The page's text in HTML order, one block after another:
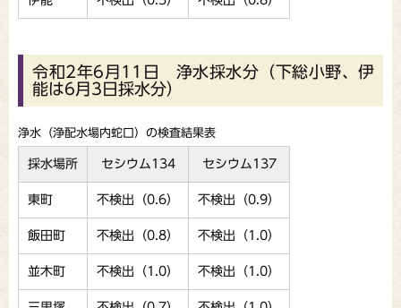
令和2年6月11日 浄水採水分（下総小野、伊
能は6月3日採水分）
浄水（浄配水場内蛇口）の検査結果表
採水場所 セシウム134 セシウム137
東町 不検出（0.6） 不検出（0.9）
飯田町 不検出（0.8） 不検出（1.0）
並木町 不検出（1.0） 不検出（1.0）